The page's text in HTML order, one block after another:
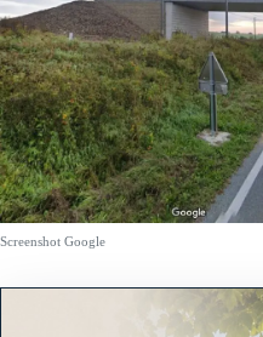
Screenshot Google